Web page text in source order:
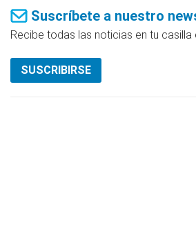
Suscríbete a nuestro
Recibe todas las noticias en tu casilla
SUSCRIBIRSE